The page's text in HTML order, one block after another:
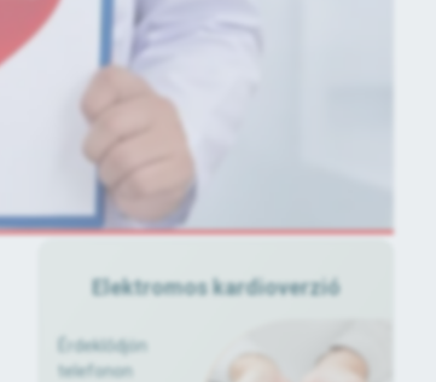
Elektromos kardioverzió
Érdeklődjön
telefonon